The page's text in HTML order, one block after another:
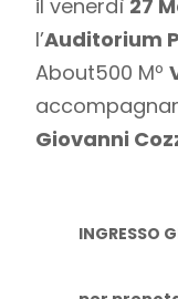
il venerdì 27
l’Auditorium
About500 Mº
Giovanni
INGRESSO